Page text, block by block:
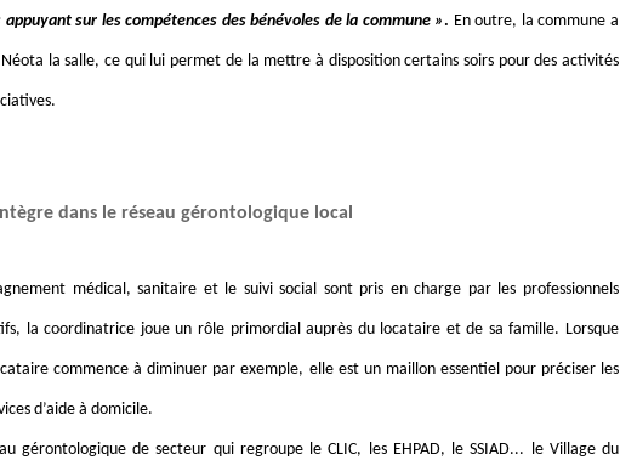
sur les compétences des bénévoles de la commune » . En outre, la commune a
la salle, ce qui lui permet de la mettre à disposition certains soirs pour des activités
dans le réseau gérontologique local
médical, sanitaire et le suivi social sont pris en charge par les professionnels
la coordinatrice joue un rôle primordial auprès du locataire et de sa famille. Lorsque
commence à diminuer par exemple, elle est un maillon essentiel pour préciser les
d’aide à domicile.
gérontologique de secteur qui regroupe le CLIC, les EHPAD, le SSIAD... le Village du